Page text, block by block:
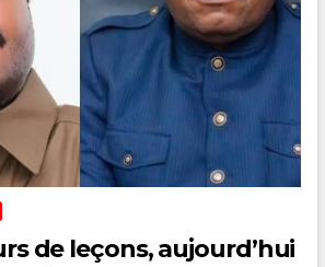
de leçons, aujourd’hui